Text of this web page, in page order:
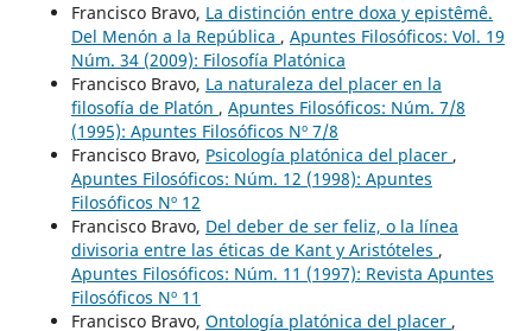
Francisco Bravo, La distinción entre doxa y epistêmê.
Del Menón a la República , Apuntes Filosóficos: Vol. 19
Núm. 34 (2009): Filosofía Platónica
Francisco Bravo, La naturaleza del placer en la
filosofía de Platón , Apuntes Filosóficos: Núm. 7/8
(1995): Apuntes Filosóficos Nº 7/8
Francisco Bravo, Psicología platónica del placer ,
Apuntes Filosóficos: Núm. 12 (1998): Apuntes
Filosóficos Nº 12
Francisco Bravo, Del deber de ser feliz, o la línea
divisoria entre las éticas de Kant y Aristóteles ,
Apuntes Filosóficos: Núm. 11 (1997): Revista Apuntes
Filosóficos Nº 11
Francisco Bravo, Ontología platónica del placer ,